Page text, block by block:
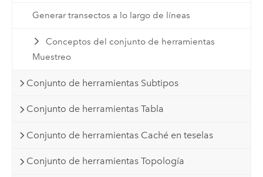
Generar transectos a lo largo de líneas
Conceptos del conjunto de herramientas
Muestreo
Conjunto de herramientas Subtipos
Conjunto de herramientas Tabla
Conjunto de herramientas Caché en teselas
Conjunto de herramientas Topología